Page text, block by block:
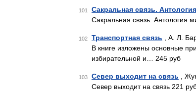
101 Сакральная связь.
Сакральная связь. Антология
102 Транспортная связь , А. Л.
В книге изложены основные
избирательной и… 245 руб
103 Север выходит на связь ,
Север выходит на связь 221